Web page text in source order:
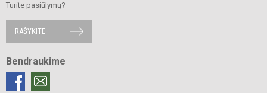
Turite pasiūlymų?
RAŠYKITE
Bendraukime